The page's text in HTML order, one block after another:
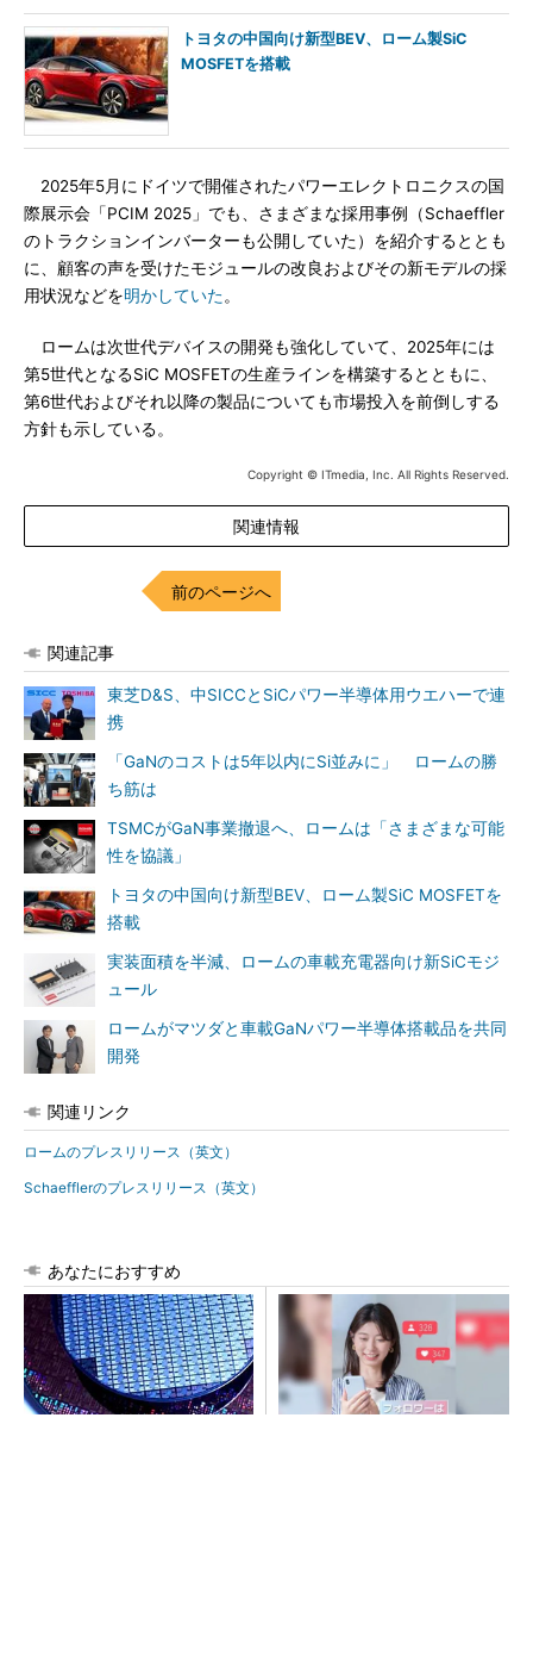
トヨタの中国向け新型BEV、ローム製SiC
MOSFETを搭載
2025年5月にドイツで開催されたパワーエレクトロニクスの国
際展示会「PCIM 2025」でも、さまざまな採用事例（Schaeffler
のトラクションインバーターも公開していた）を紹介するととも
に、顧客の声を受けたモジュールの改良およびその新モデルの採
用状況などを明かしていた。
ロームは次世代デバイスの開発も強化していて、2025年には
第5世代となるSiC MOSFETの生産ラインを構築するとともに、
第6世代およびそれ以降の製品についても市場投入を前倒しする
方針も示している。
Copyright © ITmedia, Inc. All Rights Reserved.
関連情報
前のページへ
関連記事
東芝D&S、中SICCとSiCパワー半導体用ウエハーで連
携
「GaNのコストは5年以内にSi並みに」 ロームの勝
ち筋は
TSMCがGaN事業撤退へ、ロームは「さまざまな可能
性を協議」
トヨタの中国向け新型BEV、ローム製SiC MOSFETを
搭載
実装面積を半減、ロームの車載充電器向け新SiCモジ
ュール
ロームがマツダと車載GaNパワー半導体搭載品を共同
開発
関連リンク
ロームのプレスリリース（英文）
Schaefflerのプレスリリース（英文）
あなたにおすすめ